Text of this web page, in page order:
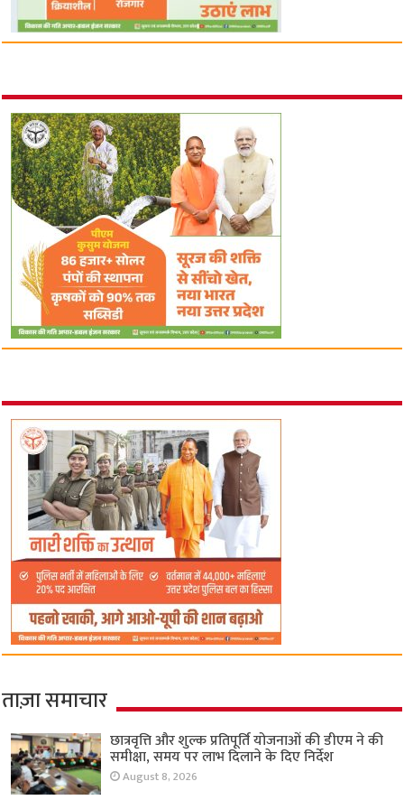
ताज़ा समाचार
छात्रवृत्ति और शुल्क प्रतिपूर्ति योजनाओं की डीएम ने की
समीक्षा, समय पर लाभ दिलाने के दिए निर्देश
August 8, 2026